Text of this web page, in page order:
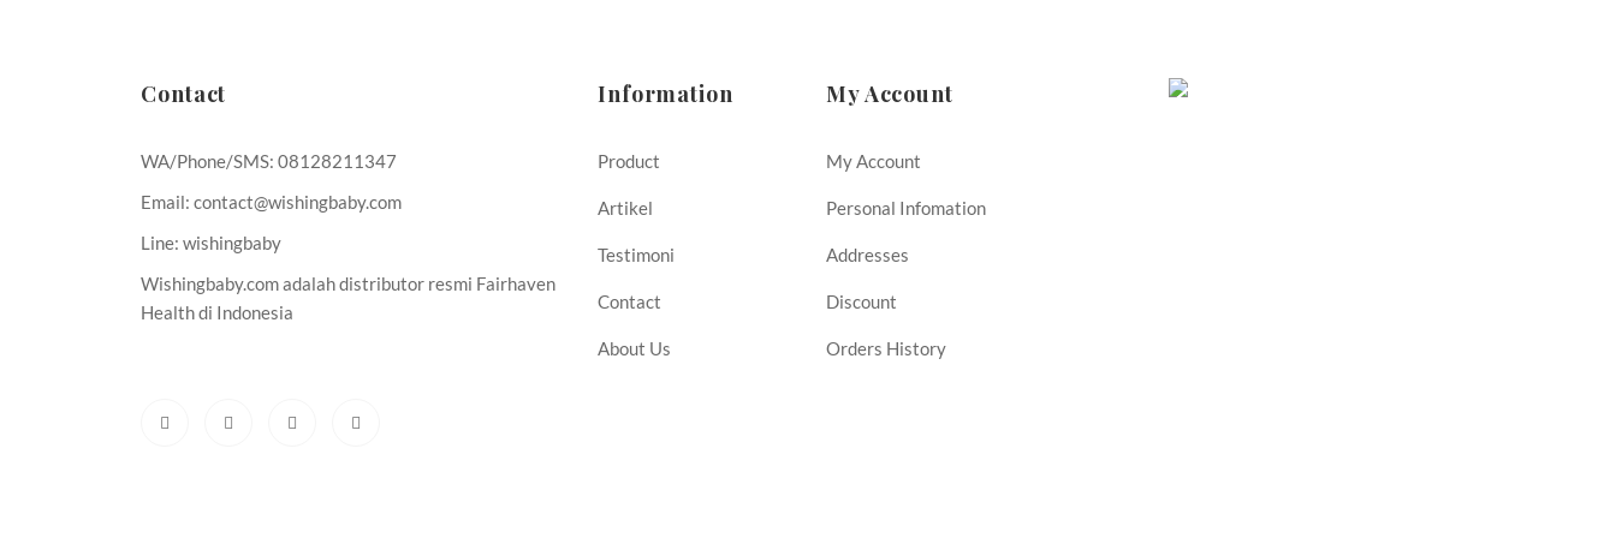
Contact
WA/Phone/SMS: 08128211347
Email: contact@wishingbaby.com
Line: wishingbaby
Wishingbaby.com adalah distributor resmi Fairhaven
Health di Indonesia
Information
Product
Artikel
Testimoni
Contact
About Us
My Account
My Account
Personal Infomation
Addresses
Discount
Orders History